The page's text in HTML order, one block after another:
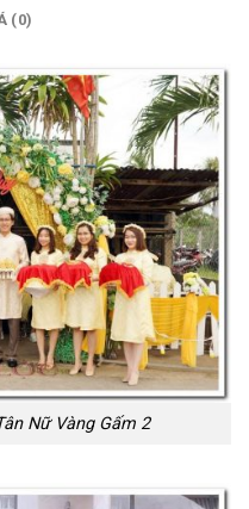
(0)
Nữ Vàng Gấm 2